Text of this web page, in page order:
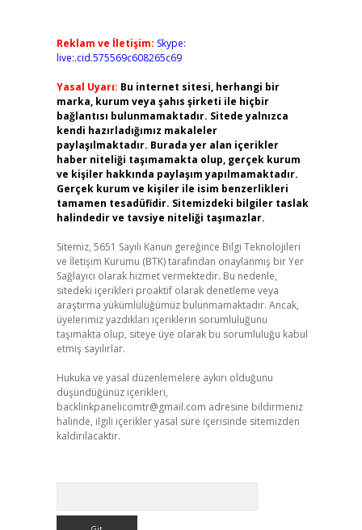
Reklam ve İletişim: Skype:
live:.cid.575569c608265c69
Yasal Uyarı: Bu internet sitesi, herhangi bir
marka, kurum veya şahıs şirketi ile hiçbir
bağlantısı bulunmamaktadır. Sitede yalnızca
kendi hazırladığımız makaleler
paylaşılmaktadır. Burada yer alan içerikler
haber niteliği taşımamakta olup, gerçek kurum
ve kişiler hakkında paylaşım yapılmamaktadır.
Gerçek kurum ve kişiler ile isim benzerlikleri
tamamen tesadüfidir. Sitemizdeki bilgiler taslak
halindedir ve tavsiye niteliği taşımazlar.
Sitemiz, 5651 Sayılı Kanun gereğince Bilgi Teknolojileri
ve İletişim Kurumu (BTK) tarafından onaylanmış bir Yer
Sağlayıcı olarak hizmet vermektedir. Bu nedenle,
sitedeki içerikleri proaktif olarak denetleme veya
araştırma yükümlülüğümüz bulunmamaktadır. Ancak,
üyelerimiz yazdıkları içeriklerin sorumluluğunu
taşımakta olup, siteye üye olarak bu sorumluluğu kabul
etmiş sayılırlar.
Hukuka ve yasal düzenlemelere aykırı olduğunu
düşündüğünüz içerikleri,
backlinkpanelicomtr@gmail.com adresine bildirmeniz
halinde, ilgili içerikler yasal süre içerisinde sitemizden
kaldırılacaktır.